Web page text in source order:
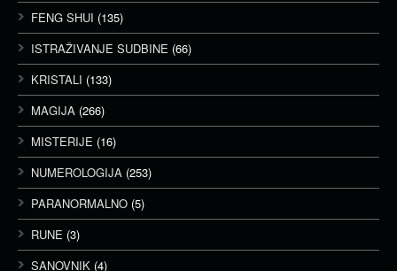
FENG SHUI (135)
ISTRAŽIVANJE SUDBINE (66)
KRISTALI (133)
MAGIJA (266)
MISTERIJE (16)
NUMEROLOGIJA (253)
PARANORMALNO (5)
RUNE (3)
SANOVNIK (4)